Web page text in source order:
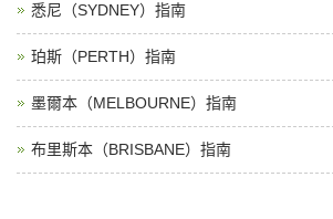
悉尼（SYDNEY）指南
珀斯（PERTH）指南
墨爾本（MELBOURNE）指南
布里斯本（BRISBANE）指南